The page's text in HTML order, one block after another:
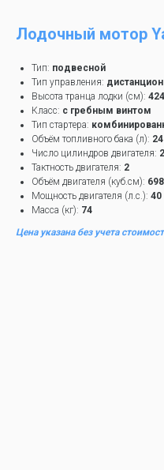
Лодочный мотор
Тип: подвесной
Тип управления:
Высота транца лодки (см): 424
Класс: с гребным винтом
Тип стартера:
Объём топливного бака (л):
Число цилиндров двигателя: 2
Тактность двигателя: 2
Объём двигателя (куб.см): 698
Мощность двигателя (л.с.): 40
Масса (кг): 74
Цена указана без учета